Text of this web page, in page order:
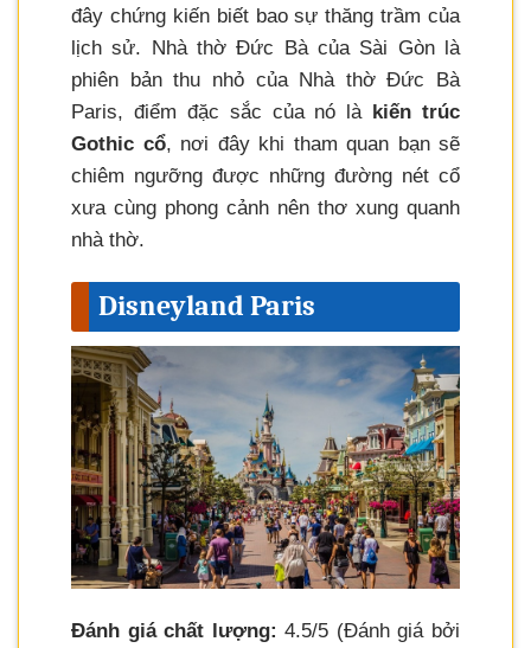
đây chứng kiến biết bao sự thăng trầm của
lịch sử. Nhà thờ Đức Bà của Sài Gòn là
phiên bản thu nhỏ của Nhà thờ Đức Bà
Paris, điểm đặc sắc của nó là kiến trúc
Gothic cổ, nơi đây khi tham quan bạn sẽ
chiêm ngưỡng được những đường nét cổ
xưa cùng phong cảnh nên thơ xung quanh
nhà thờ.
Disneyland Paris
Đánh giá chất lượng: 4.5/5 (Đánh giá bởi